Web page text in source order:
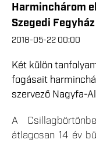
Harminchárom
Szegedi
2018-05-22 00:00
Két külön
fogásait
szervező Nagyfa-
A
átlagosan 14 év